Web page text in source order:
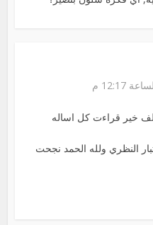
خير قراءت كل اساله
النظري ولله الحمد نجحت